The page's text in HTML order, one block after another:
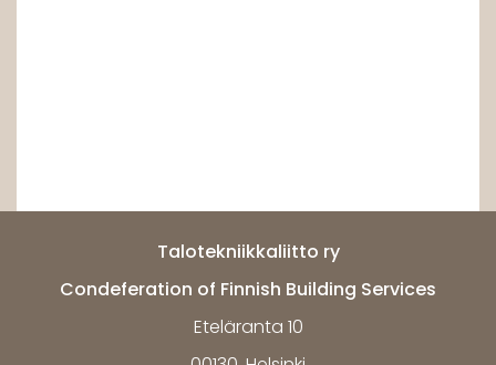
Talotekniikkaliitto ry
Condeferation of Finnish Building Services
Eteläranta 10